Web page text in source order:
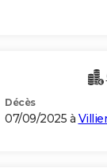
Décès
07/09/2025 à